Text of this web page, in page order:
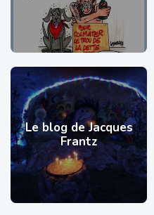
Le blog de Jacques
Frantz